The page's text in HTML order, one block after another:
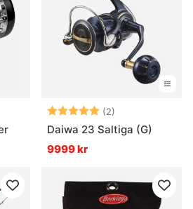
5 stjärnorBetyg: (2)
Daiwa 23 Saltiga (G)
9999 kr